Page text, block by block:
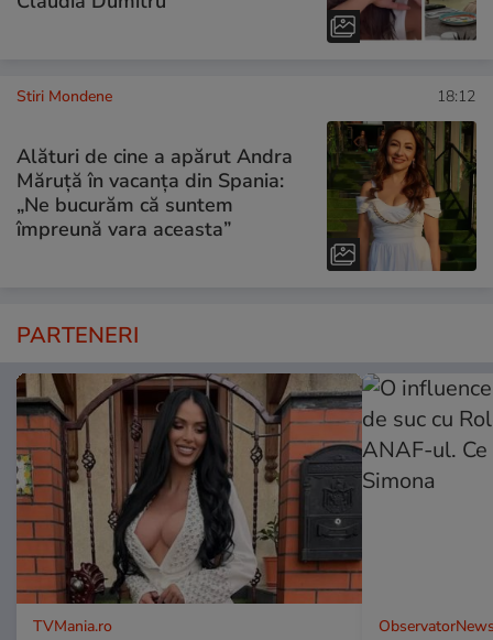
Stiri Mondene 18:12
Alături de cine a apărut Andra
Măruță în vacanța din Spania:
„Ne bucurăm că suntem
împreună vara aceasta”
PARTENERI
TVMania.ro